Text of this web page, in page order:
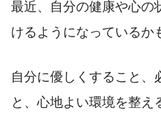
最近、自分の健康や心の
けるようになっているか
自分に優しくすること、
と、心地よい環境を整え